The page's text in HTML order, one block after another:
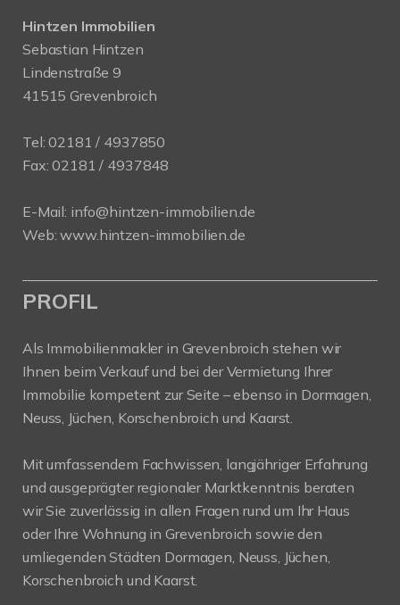
Hintzen Immobilien
Sebastian Hintzen
Lindenstraße 9
41515 Grevenbroich
Tel:02181 / 4937850
Fax: 02181 / 4937848
E-Mail: info@hintzen-immobilien.de
Web:www.hintzen-immobilien.de
PROFIL
Als Immobilienmakler in Grevenbroich stehen wir
Ihnen beim Verkauf und bei der Vermietung Ihrer
Immobilie kompetent zur Seite – ebenso in Dormagen,
Neuss, Jüchen, Korschenbroich und Kaarst.
Mit umfassendem Fachwissen, langjähriger Erfahrung
und ausgeprägter regionaler Marktkenntnis beraten
wir Sie zuverlässig in allen Fragen rund um Ihr Haus
oder Ihre Wohnung in Grevenbroich sowie den
umliegenden Städten Dormagen, Neuss, Jüchen,
Korschenbroich und Kaarst.